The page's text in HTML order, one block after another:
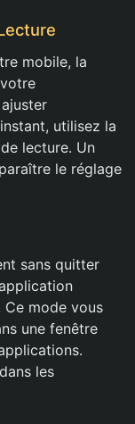
mobile, la
utilisez la
lecture. Un
le réglage
sans quitter
mode vous
une fenêtre
les